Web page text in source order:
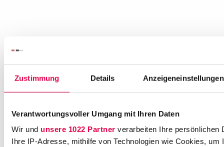
Zustimmung Details Anzeigeneinstellungen
Verantwortungsvoller Umgang mit Ihren Daten
Wir und unsere 1022 Partner verarbeiten Ihre persönlichen
Ihre IP-Adresse, mithilfe von Technologien wie Cookies, um
Benefits